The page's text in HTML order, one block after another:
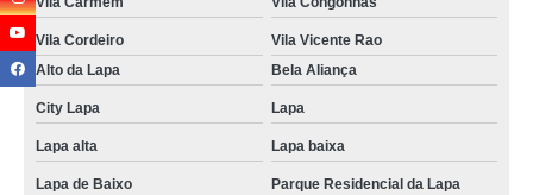
Vila Cordeiro
Vila Vicente Rao
Alto da Lapa
Bela Aliança
City Lapa Lapa
Lapa alta Lapa baixa
Lapa de Baixo Parque Residencial da Lapa